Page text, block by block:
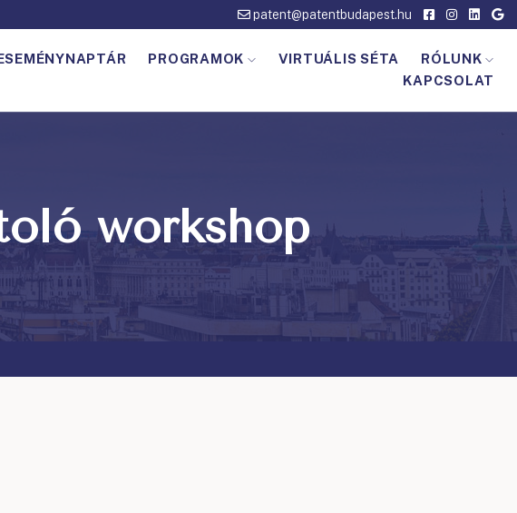
patent@patentbudapest.hu
PROGRAMOK VIRTUÁLIS SÉTA
RÓLUNK
KAPCSOLAT
workshop